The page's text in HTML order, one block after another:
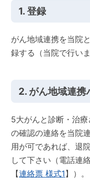
1. 登録
がん地域連携を当院
録する（当院で行いま
2. がん地域連携
5大がんと診断・治
の確認の連絡を当院
用が可であれば、退
して下さい（電話連
【連絡票 様式1】）。